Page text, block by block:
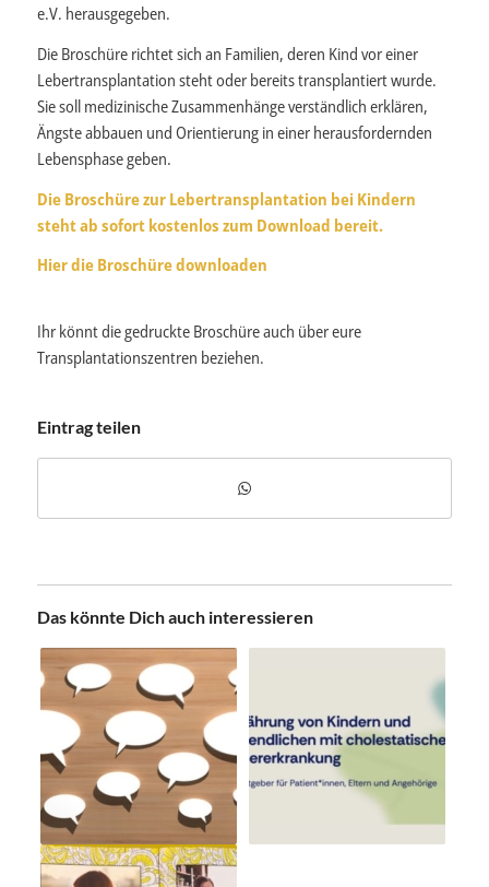
e.V. herausgegeben.
Die Broschüre richtet sich an Familien, deren Kind vor einer
Lebertransplantation steht oder bereits transplantiert wurde.
Sie soll medizinische Zusammenhänge verständlich erklären,
Ängste abbauen und Orientierung in einer herausfordernden
Lebensphase geben.
Die Broschüre zur Lebertransplantation bei Kindern
steht ab sofort kostenlos zum Download bereit.
Hier die Broschüre downloaden
Ihr könnt die gedruckte Broschüre auch über eure
Transplantationszentren beziehen.
Eintrag teilen
Das könnte Dich auch interessieren